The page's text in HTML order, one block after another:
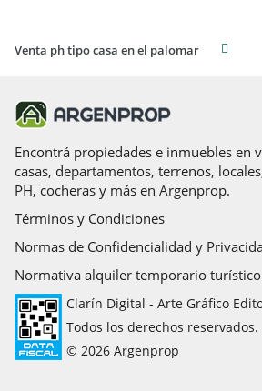
Venta ph tipo casa en el palomar
Encontrá propiedades e inmuebles en
casas, departamentos, terrenos,
PH, cocheras y más en Argenprop.
Términos y Condiciones
Normas de Confidencialidad y
Normativa alquiler temporario turístico
Clarín Digital - Arte Gráfico
Todos los derechos reservados.
© 2026 Argenprop